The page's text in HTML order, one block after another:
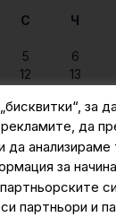
С Ч
5 6
12 13
26 27 за
да
да
за
партньори и